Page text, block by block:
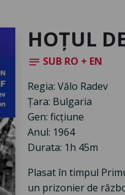
HOȚUL
notes SUB RO + EN
Regia: Vălo Radev
Țara: Bulgaria
Gen: ficțiune
Anul: 1964
Durata: 1h 45m
Plasat în timpul
un prizonier de